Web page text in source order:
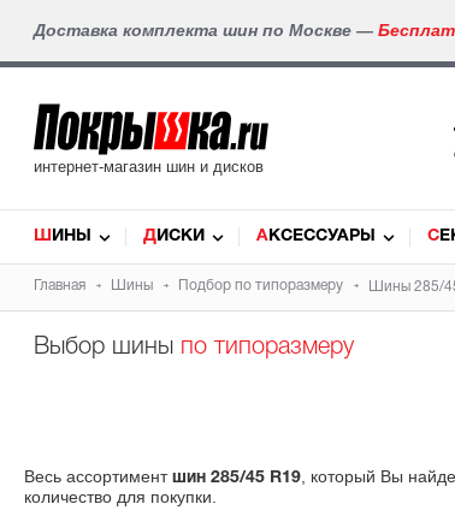
Доставка комплекта шин по Москве —
интернет-магазин шин и дисков
ШИНЫ ДИСКИ АКСЕССУАРЫ
Главная Шины Подбор по типоразмеру Шины 285/
Выбор шины по типоразмеру
Весь ассортимент шин 285/45 R19
, который Вы
количество для покупки.